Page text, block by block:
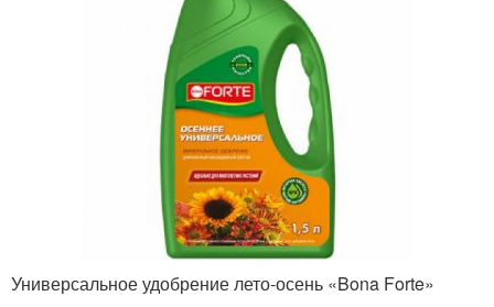
Универсальное удобрение лето-осень «Bona Forte»